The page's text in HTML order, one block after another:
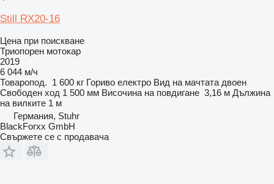
Still RX20-16
Цена при поискване
Триопорен мотокар
2019
6 044 м/ч
Товаропод. 1 600 кг Гориво електро Вид на мачтата двоен
Свободен ход 1 500 мм Височина на повдигане 3,16 м Дължина
на вилките 1 м
Германия, Stuhr
BlackForxx GmbH
Свържете се с продавача